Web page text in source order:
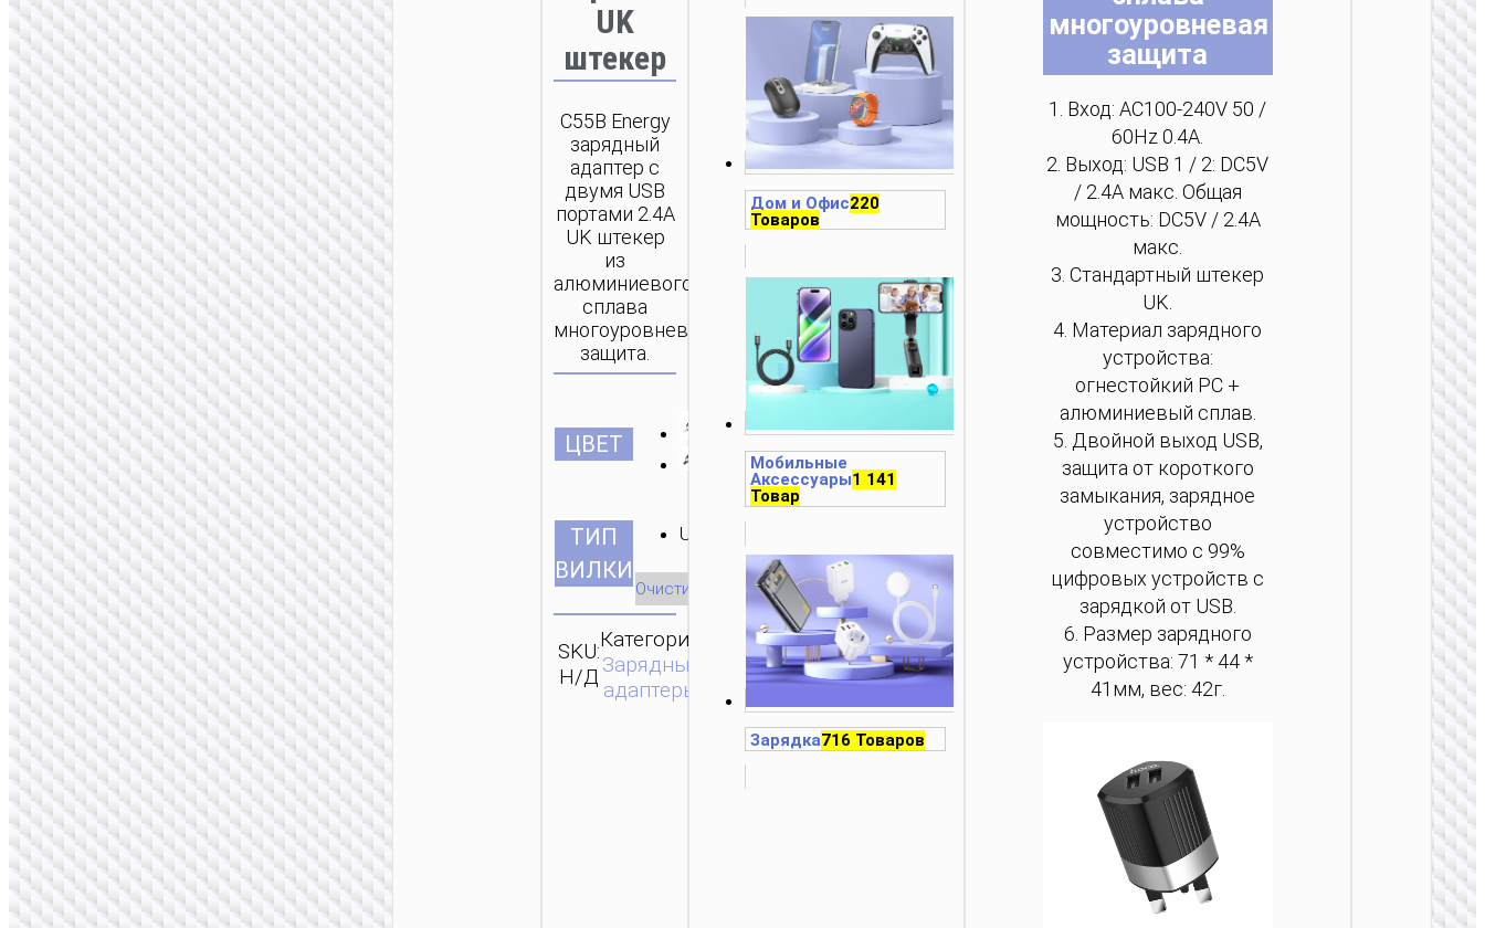
UK
штекер
C55B Energy
зарядный
адаптер с
двумя USB
портами 2.4А
UK штекер
из
алюминиевого
сплава
многоуровневая
защита.
ЦВЕТ
ТИП
ВИЛКИ
UK
Очистить
SKU:
Н/Д
Категория:
Зарядные
адаптеры
ОТПРАВИТЬ
ЗАПРОС
Дом и Офис220
Товаров
Мобильные
Аксессуары1 141
Товар
Зарядка716 Товаров
многоуровневая
защита
1. Вход: AC100-240V 50 /
60Hz 0.4A.
2. Выход: USB 1 / 2: DC5V
/ 2.4A макс. Общая
мощность: DC5V / 2.4A
макс.
3. Стандартный штекер
UK.
4. Материал зарядного
устройства:
огнестойкий PC +
алюминиевый сплав.
5. Двойной выход USB,
защита от короткого
замыкания, зарядное
устройство
совместимо с 99%
цифровых устройств с
зарядкой от USB.
6. Размер зарядного
устройства: 71 * 44 *
41мм, вес: 42г.
ЗУ
Mini”
PD30W
/ US /
AU
на
ЗУ
Mini”
PD25W
/ US /
AU
на
на
на
на
на